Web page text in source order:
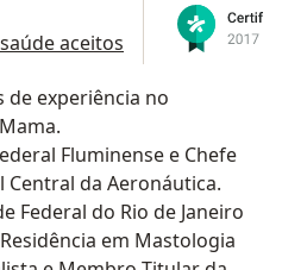
aceitos
de experiência no
tratamento de Câncer da Mama.
Fluminense e Chefe
da Aeronáutica.
Federal do Rio de Janeiro
em Mastologia